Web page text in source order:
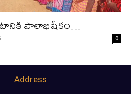
పాలాభిషేకం…
0
Address